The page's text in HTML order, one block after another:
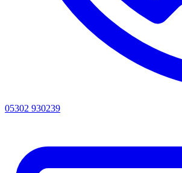
05302 930239